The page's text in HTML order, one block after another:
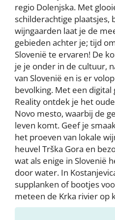
regio Dolenjska. Met
schilderachtige plaatsjes,
wijngaarden laat je de
gebieden achter je; tijd
Slovenië te ervaren! De
je je onder in de cultuur,
van Slovenië en is er
bevolking. Met een
Reality ontdek je het
Novo mesto, waarbij de
leven komt. Geef je
het proeven van lokale
heuvel Trška Gora en
wat als enige in Slovenië
door water. In
supplanken of bootjes
meteen de Krka rivier op